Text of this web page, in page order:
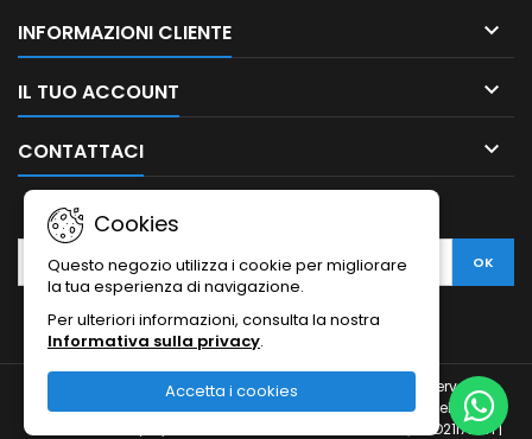
INFORMAZIONI CLIENTE 
IL TUO ACCOUNT 
CONTATTACI 
Cookies
Questo negozio utilizza i cookie per migliorare
la tua esperienza di navigazione.
Per ulteriori informazioni, consulta la nostra
Informativa sulla privacy.
Accetta i cookies
© Copyright 2010-2026 Ristodesk : tutti i diritti sono riservati |
Ristodesk di Pasquale Di Carluccio | via Francesco Spinelli, 104 |
84088- Siano (SA) | P.IVA 04793260656 e C.F. DCRPQL78D21I720H |